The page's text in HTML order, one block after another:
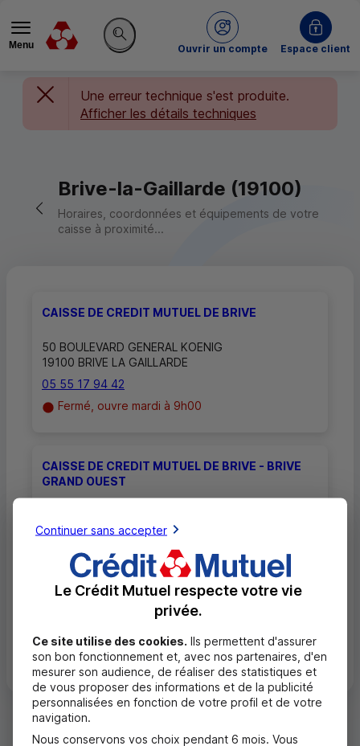
Menu
Rechercher sur le site
Ouvrir un compte
du Crédit MutuelEspace client
Une erreur technique s'est produite.
Afficher les détails techniques
Retour vers la page précédente
Brive-la-Gaillarde (19100)
Horaires, coordonnées et équipements de votre
caisse à proximité...
CAISSE DE CREDIT MUTUEL DE BRIVE
50 BOULEVARD GENERAL KOENIG
19100 BRIVE LA GAILLARDE
05 55 17 94 42
Fermé, ouvre mardi à 9h00
CAISSE DE CREDIT MUTUEL DE BRIVE - BRIVE
GRAND OUEST
19100 BRIVE LA GAILLARDE
05 55 17 94 44
Fermé, ouvre mardi à 9h00
Toutes les localités
Continuer sans accepter
Le Crédit Mutuel respecte votre vie
privée.
Ce site utilise des cookies. Ils permettent d'assurer
son bon fonctionnement et, avec nos partenaires, d'en
mesurer son audience, de réaliser des statistiques et
de vous proposer des informations et de la publicité
personnalisées en fonction de votre profil et de votre
navigation.
Nous conservons vos choix pendant 6 mois. Vous